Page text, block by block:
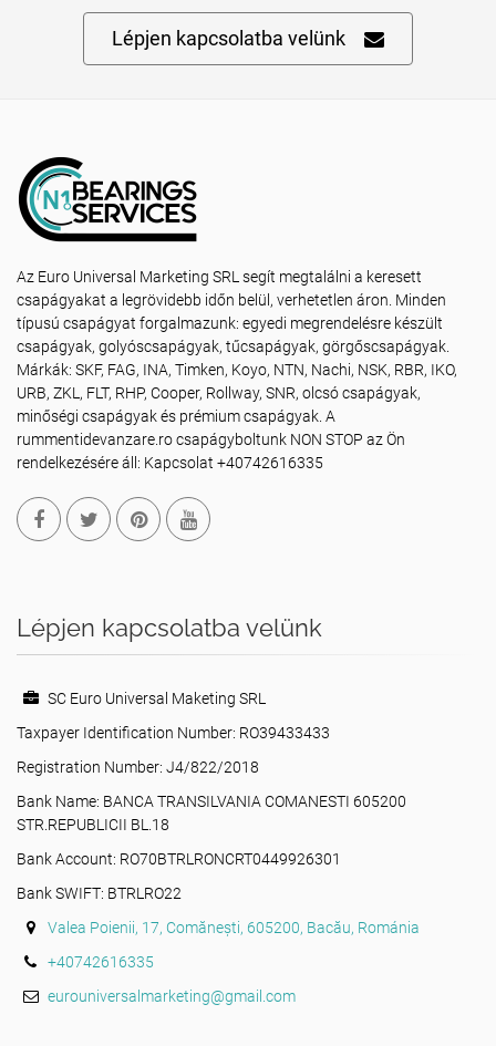
Lépjen kapcsolatba velünk
Az Euro Universal Marketing SRL segít megtalálni a keresett
csapágyakat a legrövidebb időn belül, verhetetlen áron. Minden
típusú csapágyat forgalmazunk: egyedi megrendelésre készült
csapágyak, golyóscsapágyak, tűcsapágyak, görgőscsapágyak.
Márkák: SKF, FAG, INA, Timken, Koyo, NTN, Nachi, NSK, RBR, IKO,
URB, ZKL, FLT, RHP, Cooper, Rollway, SNR, olcsó csapágyak,
minőségi csapágyak és prémium csapágyak. A
rummentidevanzare.ro csapágyboltunk NON STOP az Ön
rendelkezésére áll: Kapcsolat +40742616335
Lépjen kapcsolatba velünk
SC Euro Universal Maketing SRL
Taxpayer Identification Number: RO39433433
Registration Number: J4/822/2018
Bank Name: BANCA TRANSILVANIA COMANESTI 605200
STR.REPUBLICII BL.18
Bank Account: RO70BTRLRONCRT0449926301
Bank SWIFT: BTRLRO22
Valea Poienii, 17, Comănești, 605200, Bacău, Románia
+40742616335
eurouniversalmarketing@gmail.com